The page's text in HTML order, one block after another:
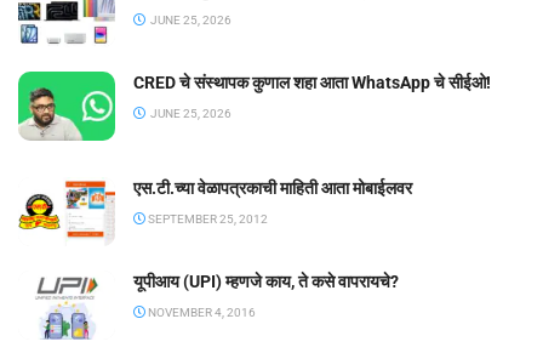
JUNE 25, 2026
CRED चे संस्थापक कुणाल शहा आता WhatsApp चे सीईओ!
JUNE 25, 2026
एस.टी.च्या वेळापत्रकाची माहिती आता मोबाईलवर
SEPTEMBER 25, 2012
यूपीआय (UPI) म्हणजे काय, ते कसे वापरायचे?
NOVEMBER 4, 2016